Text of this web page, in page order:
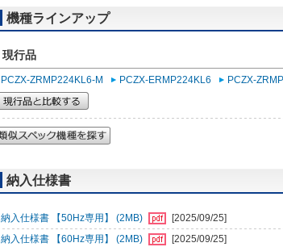
機種ラインアップ
現行品
PCZX-ZRMP224KL6-M PCZX-ERMP224KL6 PCZX-
納入仕様書
納入仕様書 【50Hz専用】 (2MB)
[2025/09/25]
納入仕様書 【60Hz専用】 (2MB)
[2025/09/25]